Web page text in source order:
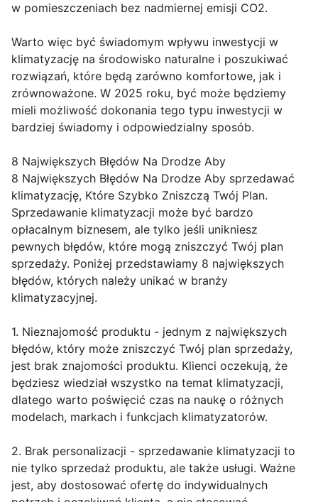
w pomieszczeniach bez nadmiernej emisji CO2.
Warto więc być świadomym wpływu inwestycji w
klimatyzację na środowisko naturalne i poszukiwać
rozwiązań, które będą zarówno komfortowe, jak i
zrównoważone. W 2025 roku, być może będziemy
mieli możliwość dokonania tego typu inwestycji w
bardziej świadomy i odpowiedzialny sposób.
8 Największych Błędów Na Drodze Aby
8 Największych Błędów Na Drodze Aby sprzedawać
klimatyzację, Które Szybko Zniszczą Twój Plan.
Sprzedawanie klimatyzacji może być bardzo
opłacalnym biznesem, ale tylko jeśli unikniesz
pewnych błędów, które mogą zniszczyć Twój plan
sprzedaży. Poniżej przedstawiamy 8 największych
błędów, których należy unikać w branży
klimatyzacyjnej.
1. Nieznajomość produktu - jednym z największych
błędów, który może zniszczyć Twój plan sprzedaży,
jest brak znajomości produktu. Klienci oczekują, że
będziesz wiedział wszystko na temat klimatyzacji,
dlatego warto poświęcić czas na naukę o różnych
modelach, markach i funkcjach klimatyzatorów.
2. Brak personalizacji - sprzedawanie klimatyzacji to
nie tylko sprzedaż produktu, ale także usługi. Ważne
jest, aby dostosować ofertę do indywidualnych